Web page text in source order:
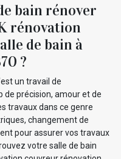
bain rénover
rénovation
de bain à
?
un travail de
de précision, amour et de
travaux dans ce genre
changement de
pour assurer vos travaux
votre salle de bain